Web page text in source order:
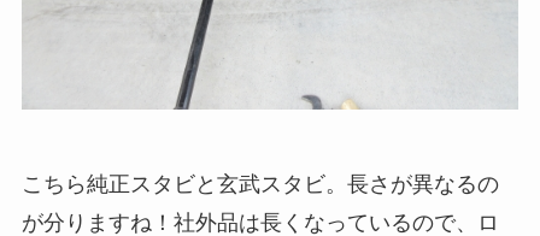
こちら純正スタビと玄武スタビ。長さが異なるの
が分りますね！社外品は長くなっているので、ロ